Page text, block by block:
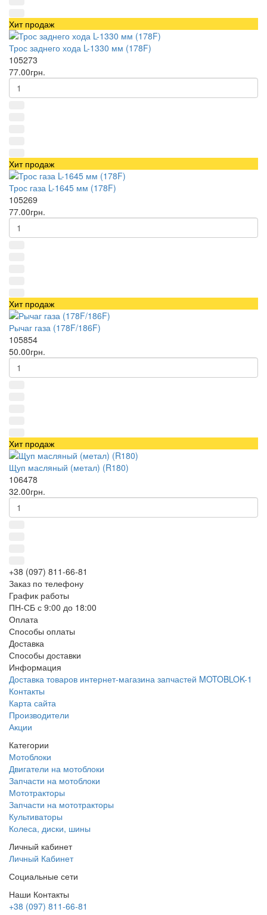
Хит продаж
Трос заднего хода L-1330 мм (178F)
105273
77.00грн.
Хит продаж
Трос газа L-1645 мм (178F)
105269
77.00грн.
Хит продаж
Рычаг газа (178F/186F)
105854
50.00грн.
Хит продаж
Щуп масляный (метал) (R180)
106478
32.00грн.
+38 (097) 811-66-81
Заказ по телефону
График работы
ПН-СБ с 9:00 до 18:00
Оплата
Способы оплаты
Доставка
Способы доставки
Информация
Доставка товаров интернет-магазина запчастей MOTOBLOK-1
Контакты
Карта сайта
Производители
Акции
Категории
Мотоблоки
Двигатели на мотоблоки
Запчасти на мотоблоки
Мототракторы
Запчасти на мототракторы
Культиваторы
Колеса, диски, шины
Личный кабинет
Личный Кабинет
Социальные сети
Наши Контакты
+38 (097) 811-66-81